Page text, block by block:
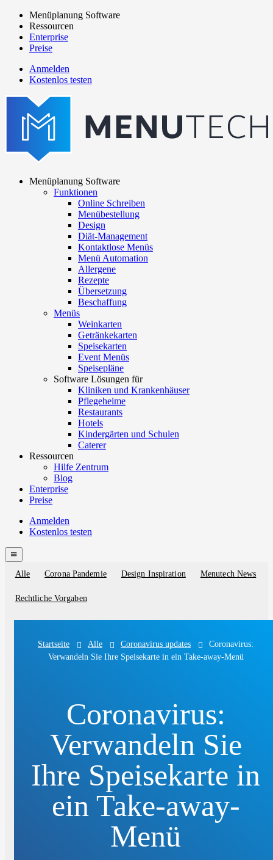
Direkt
zum
Inhalt
Main
navigation
Menüplanung Software
Ressourcen
Enterprise
Preise
menutech
navigation
Anmelden
Kostenlos testen
navigation
Menüplanung Software
Funktionen
Online Schreiben
Menübestellung
Design
Diät-Management
Kontaktlose Menüs
Menü Automation
Allergene
Rezepte
Übersetzung
Beschaffung
Menüs
Weinkarten
Getränkekarten
Speisekarten
Event Menüs
Speisepläne
Software Lösungen für
Kliniken und Krankenhäuser
Pflegeheime
Restaurants
Hotels
Kindergärten und Schulen
Caterer
Ressourcen
Hilfe Zentrum
Blog
Enterprise
Preise
Menutech
navigation
Anmelden
Kostenlos testen
menu
Blog
categories
Alle Corona Pandemie Design Inspiration Menutech News
Rechtliche Vorgaben
Startseite Alle Coronavirus updates
Coronavirus:
Verwandeln Sie Ihre Speisekarte in ein Take-away-Menü
Coronavirus:
Verwandeln Sie
Ihre Speisekarte in
ein Take-away-
Menü